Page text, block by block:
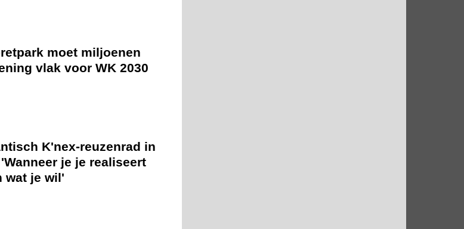
moet miljoenen
vlak voor WK 2030
K'nex-reuzenrad in
je je realiseert
wat je wil'